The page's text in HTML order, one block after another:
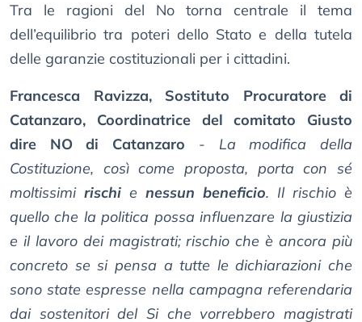
Tra le ragioni del No torna centrale il tema
dell’equilibrio tra poteri dello Stato e della tutela
delle garanzie costituzionali per i cittadini.
Francesca Ravizza, Sostituto Procuratore di
Catanzaro, Coordinatrice del comitato Giusto
dire NO di Catanzaro - La modifica della
Costituzione, così come proposta, porta con sé
moltissimi rischi e nessun beneficio. Il rischio è
quello che la politica possa influenzare la giustizia
e il lavoro dei magistrati; rischio che è ancora più
concreto se si pensa a tutte le dichiarazioni che
sono state espresse nella campagna referendaria
dai sostenitori del Si che vorrebbero magistrati